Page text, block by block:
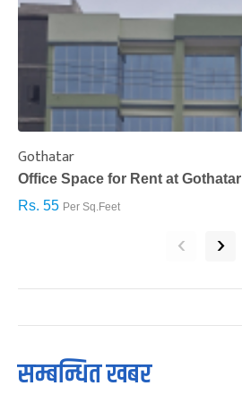
Gothatar
Office Space for Rent at Gothatar
Rs. 55 Per Sq.Feet
‹ ›
सम्बन्धित खबर